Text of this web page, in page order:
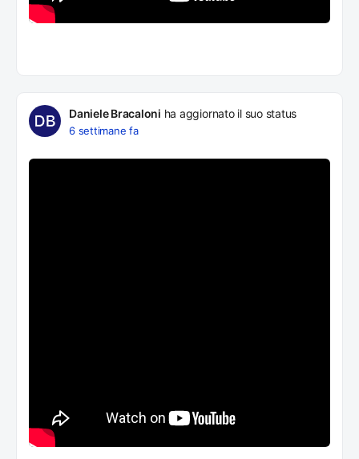
Daniele Bracaloni ha aggiornato il suo status
6 settimane fa